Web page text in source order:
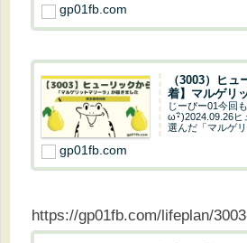
楽しい思い出に
ます。
gp01fb.com
（3003）ヒ
着】マルゲリ
じーぴー01今回
ω･ิ)2024.09.26ヒ
選んだ「マルゲ
ラ」凄く美味し
gp01fb.com
https://gp01fb.com/lifeplan/